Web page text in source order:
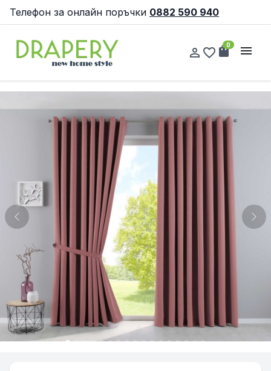
Телефон за онлайн поръчки 0882 590 940
person_outline favorite_border shopping_bag
0 menu
Previous